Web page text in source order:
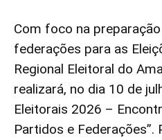
Com foco na
federações para as
Regional Eleitoral do
realizará, no dia 10 de
Eleitorais 2026 –
Partidos e